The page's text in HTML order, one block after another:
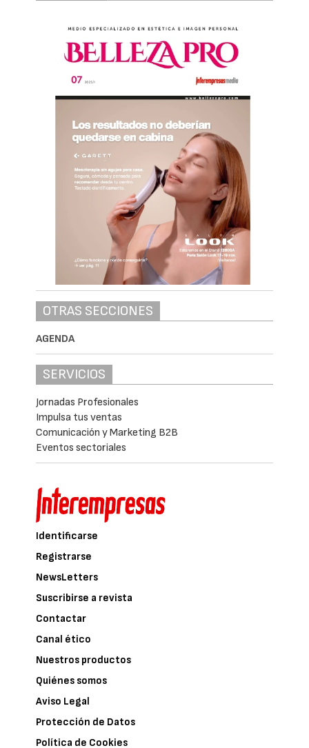
OTRAS SECCIONES
AGENDA
SERVICIOS
Jornadas Profesionales
Impulsa tus ventas
Comunicación y Marketing B2B
Eventos sectoriales
Identificarse
Registrarse
NewsLetters
Suscribirse a revista
Contactar
Canal ético
Nuestros productos
Quiénes somos
Aviso Legal
Protección de Datos
Política de Cookies